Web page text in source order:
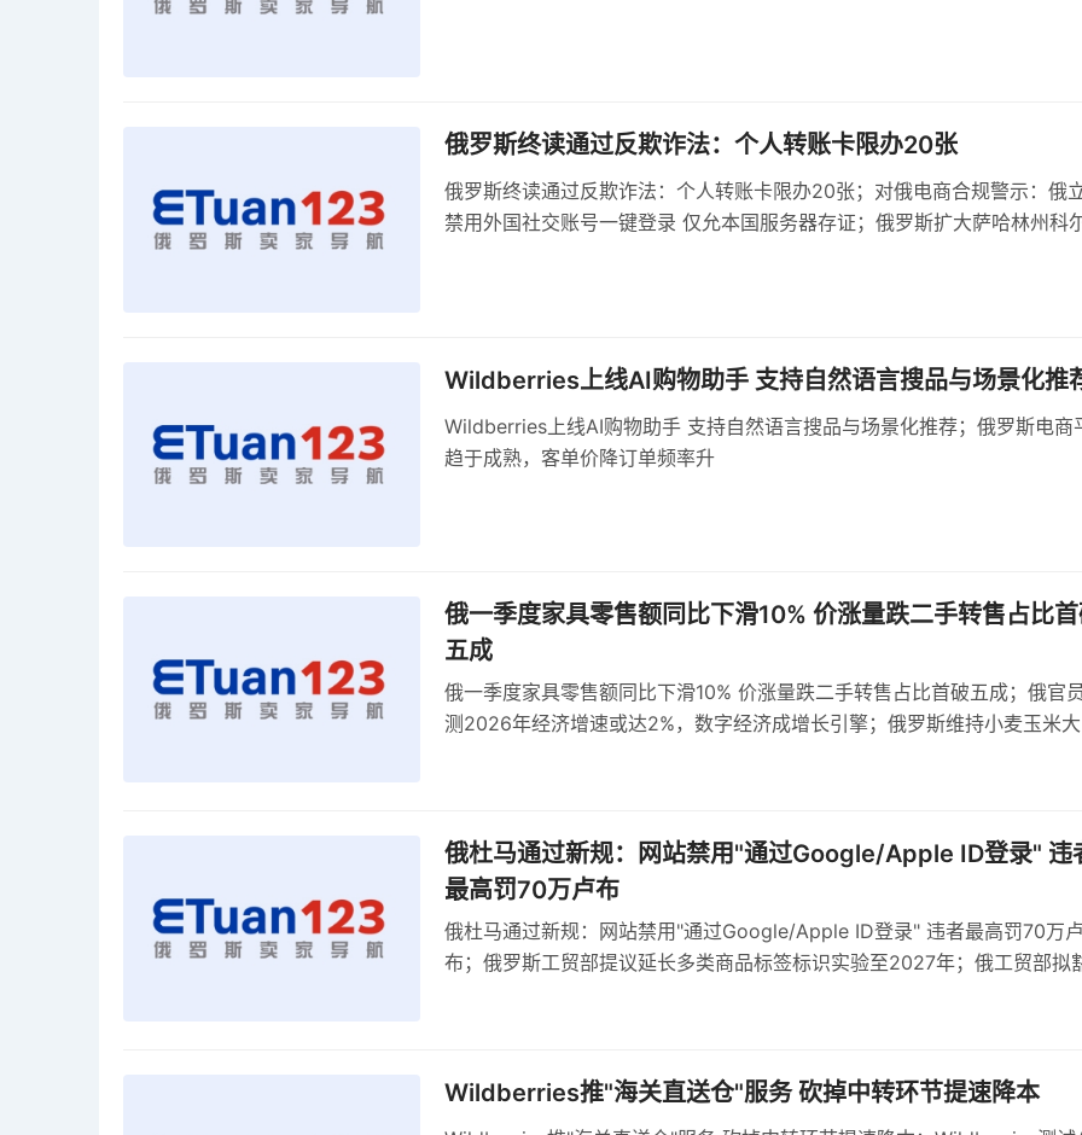
俄罗斯终读通过反欺诈法：个人转账卡限办20张
俄罗斯终读通过反欺诈法：个人转账卡限办20张；对俄电商合规警示：俄
禁用外国社交账号一键登录 仅允本国服务器存证；俄罗斯扩大萨哈林州科
Wildberries上线AI购物助手 支持自然语言搜品与场景化推
Wildberries上线AI购物助手 支持自然语言搜品与场景化推荐；俄罗斯电商
趋于成熟，客单价降订单频率升
俄一季度家具零售额同比下滑10% 价涨量跌二手转售占比
五成
俄一季度家具零售额同比下滑10% 价涨量跌二手转售占比首破五成；俄官
测2026年经济增速或达2%，数字经济成增长引擎；俄罗斯维持小麦玉米
俄杜马通过新规：网站禁用"通过Google/Apple ID登录" 违
最高罚70万卢布
俄杜马通过新规：网站禁用"通过Google/Apple ID登录" 违者最高罚70万
布；俄罗斯工贸部提议延长多类商品标签标识实验至2027年；俄工贸部拟
Wildberries推"海关直送仓"服务 砍掉中转环节提速降本